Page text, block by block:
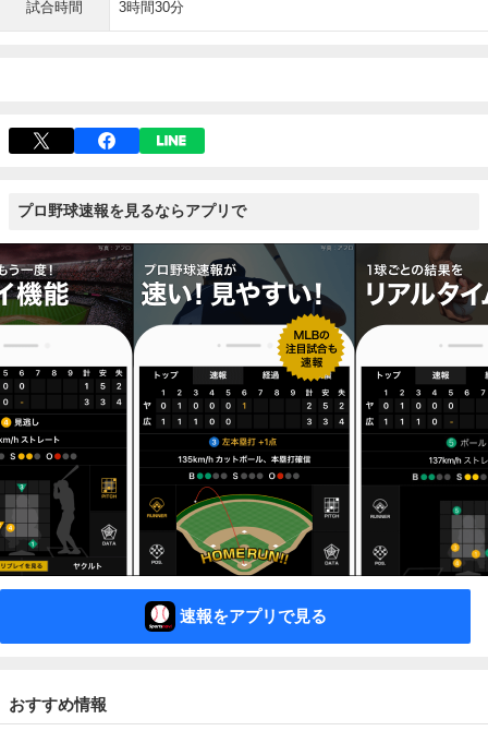
試合時間 3時間30分
プロ野球速報を見るならアプリで
速報をアプリで見る
おすすめ情報